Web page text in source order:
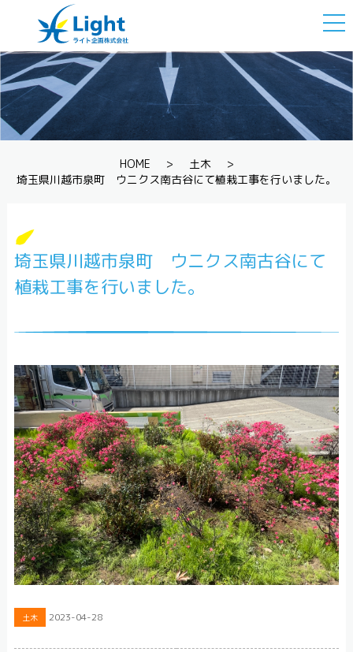
HOME > 土木
>
埼玉県川越市泉町 ウニクス南古谷にて植栽工事を行いました。
埼玉県川越市泉町 ウニクス南古谷にて
植栽工事を行いました。
土木 2023-04-28